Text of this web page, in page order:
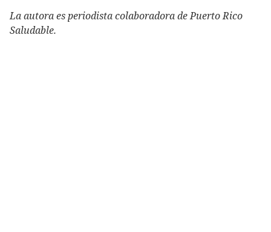
La autora es periodista colaboradora de Puerto Rico
Saludable.